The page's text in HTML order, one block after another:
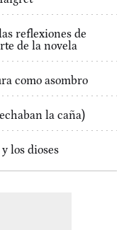
reflexiones de
de la novela
como asombro
la caña)
los dioses